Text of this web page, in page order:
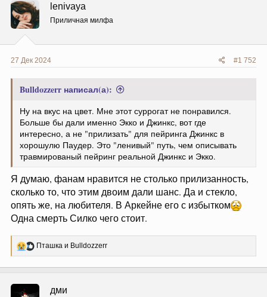
и
и
:
lenivaya
Приличная милфа
27 Дек 2024 #1 752
Bulldozzerr написал(а):
Ну на вкус на цвет. Мне этот суррогат не понравился.
Больше бы дали именно Экко и Джинкс, вот где
интересно, а не "прилизать" для пейринга Джинкс в
хорошулю Паудер. Это "ленивый" путь, чем описывать
травмированый пейринг реальной Джинкс и Экко.
Я думаю, фанам нравится не столько прилизанность,
сколько то, что этим двоим дали шанс. Да и стекло,
опять же, на любителя. В Аркейне его с избытком
Одна смерть Силко чего стоит.
Р
ц
Пташка и Bulldozzerr
дми